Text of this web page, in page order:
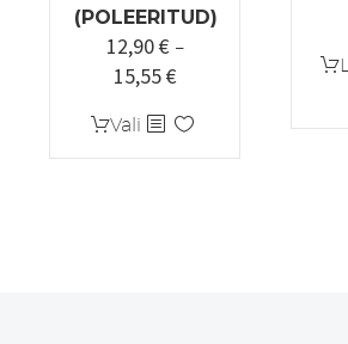
(POLEERITUD)
12,90€ –
15,55€Hinnavahemik:
kuni
15,55 €
Vali Sellel
tootel